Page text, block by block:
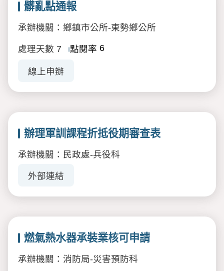
髒亂點通報
承辦機關：鄉鎮市公所-東勢鄉公所
處理天數 7 點閱率 6
線上申辦
辦理軍訓課程折抵役期審查表
承辦機關：民政處-兵役科
外部連結
燃氣熱水器承裝業核可申請
承辦機關：消防局-災害預防科